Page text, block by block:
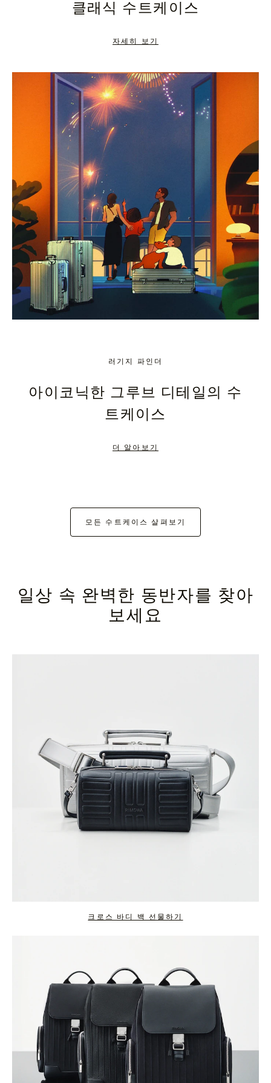
TO
UNMUTE
클래식 수트케이스
자세히 보기
러기지 파인더
아이코닉한 그루브 디테일의 수
트케이스
더 알아보기
모든 수트케이스 살펴보기
일상 속 완벽한 동반자를 찾아
보세요
크로스 바디 백 선물하기